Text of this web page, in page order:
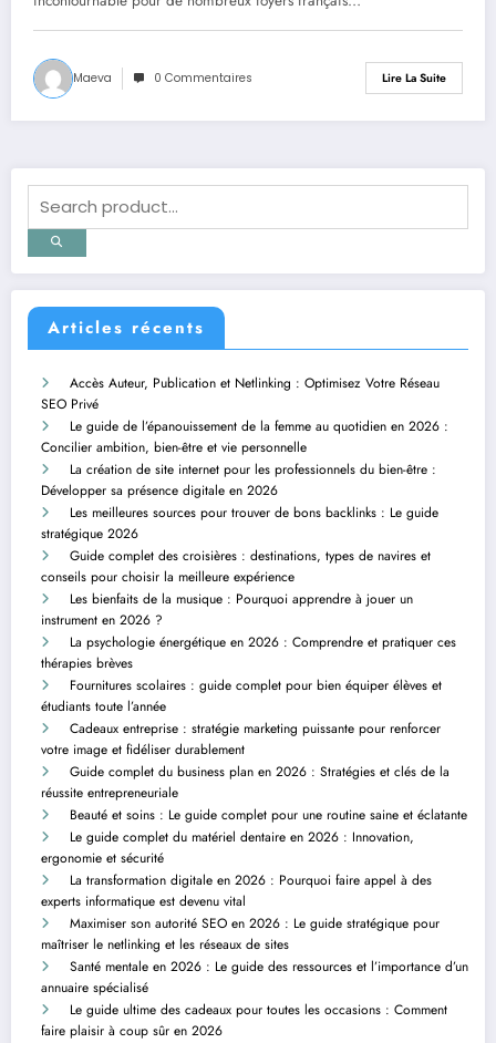
Maeva 0 Commentaires Lire La Suite
Articles récents
Accès Auteur, Publication et Netlinking : Optimisez Votre Réseau
SEO Privé
Le guide de l’épanouissement de la femme au quotidien en 2026 :
Concilier ambition, bien-être et vie personnelle
La création de site internet pour les professionnels du bien-être :
Développer sa présence digitale en 2026
Les meilleures sources pour trouver de bons backlinks : Le guide
stratégique 2026
Guide complet des croisières : destinations, types de navires et
conseils pour choisir la meilleure expérience
Les bienfaits de la musique : Pourquoi apprendre à jouer un
instrument en 2026 ?
La psychologie énergétique en 2026 : Comprendre et pratiquer ces
thérapies brèves
Fournitures scolaires : guide complet pour bien équiper élèves et
étudiants toute l’année
Cadeaux entreprise : stratégie marketing puissante pour renforcer
votre image et fidéliser durablement
Guide complet du business plan en 2026 : Stratégies et clés de la
réussite entrepreneuriale
Beauté et soins : Le guide complet pour une routine saine et éclatante
Le guide complet du matériel dentaire en 2026 : Innovation,
ergonomie et sécurité
La transformation digitale en 2026 : Pourquoi faire appel à des
experts informatique est devenu vital
Maximiser son autorité SEO en 2026 : Le guide stratégique pour
maîtriser le netlinking et les réseaux de sites
Santé mentale en 2026 : Le guide des ressources et l’importance d’un
annuaire spécialisé
Le guide ultime des cadeaux pour toutes les occasions : Comment
faire plaisir à coup sûr en 2026